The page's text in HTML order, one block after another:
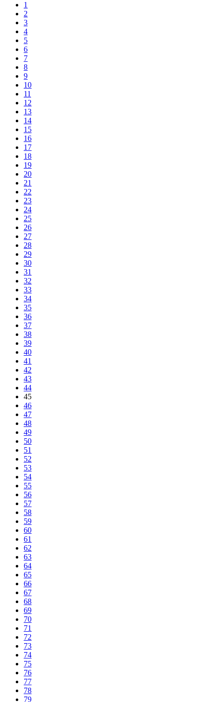
1
2
3
4
5
6
7
8
9
10
11
12
13
14
15
16
17
18
19
20
21
22
23
24
25
26
27
28
29
30
31
32
33
34
35
36
37
38
39
40
41
42
43
44
45
46
47
48
49
50
51
52
53
54
55
56
57
58
59
60
61
62
63
64
65
66
67
68
69
70
71
72
73
74
75
76
77
78
79